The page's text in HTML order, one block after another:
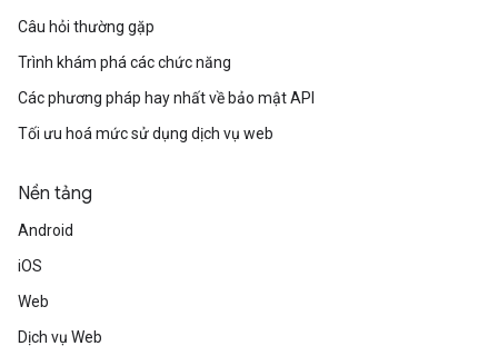
Câu hỏi thường gặp
Trình khám phá các chức năng
Các phương pháp hay nhất về bảo mật API
Tối ưu hoá mức sử dụng dịch vụ web
Nền tảng
Android
iOS
Web
Dịch vụ Web